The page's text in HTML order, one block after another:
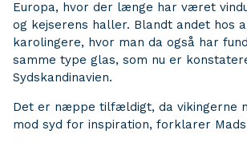
Europa, hvor der længe har været
og kejserens haller. Blandt andet hos
karolingere, hvor man da også har
samme type glas, som nu er
Sydskandinavien.
Det er næppe tilfældigt, da vikingerne
mod syd for inspiration, forklarer Mads